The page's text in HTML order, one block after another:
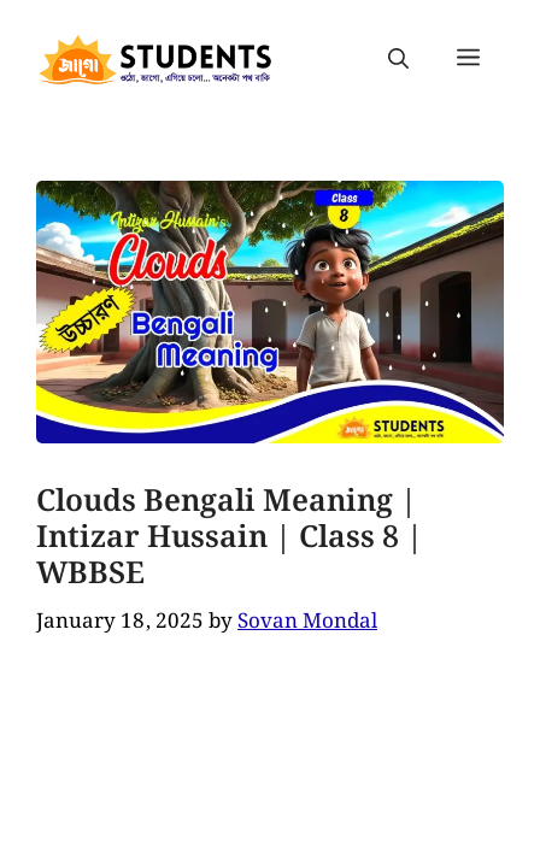
Clouds Bengali Meaning |
Intizar Hussain | Class 8 |
WBBSE
January 18, 2025bySovan Mondal